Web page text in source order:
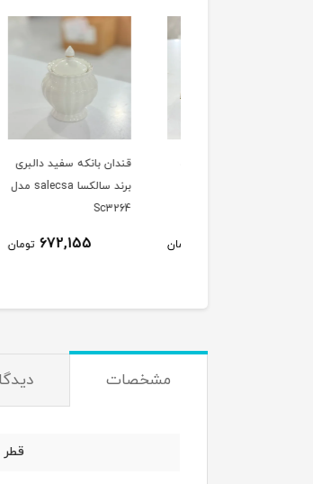
قندان بانکه سفید دالبری
برند سالکسا salecsa مدل
672,155 تومان
مشخصات